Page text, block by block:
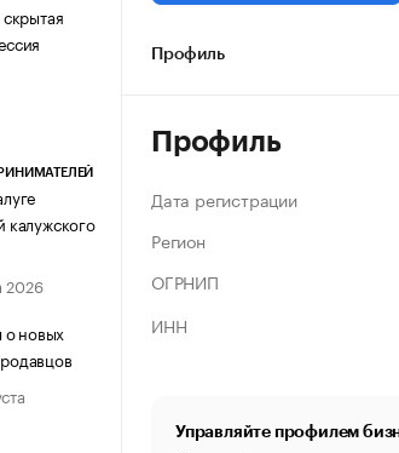
калужского
2026
о новых
Профиль
Профиль
Дата регистрации
Регион
ОГРНИП
ИНН
Управляйте профилем